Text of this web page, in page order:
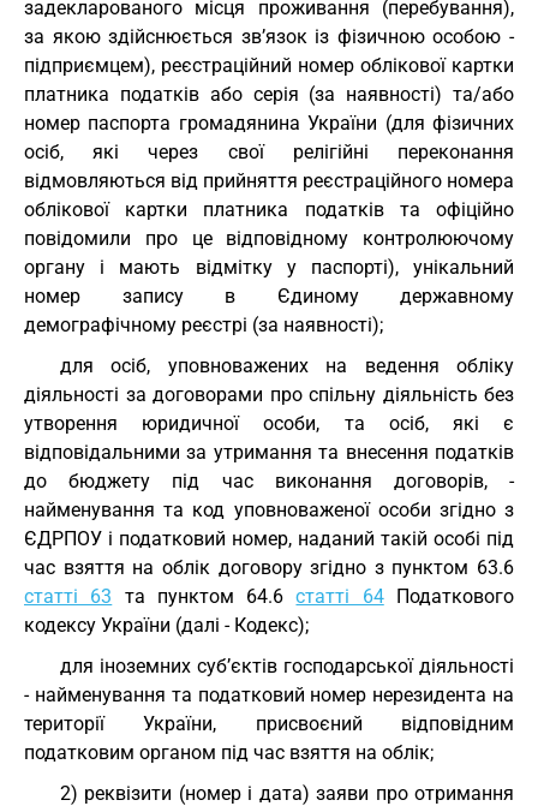
задекларованого місця проживання (перебування),
за якою здійснюється зв’язок із фізичною особою -
підприємцем), реєстраційний номер облікової картки
платника податків або серія (за наявності) та/або
номер паспорта громадянина України (для фізичних
осіб, які через свої релігійні переконання
відмовляються від прийняття реєстраційного номера
облікової картки платника податків та офіційно
повідомили про це відповідному контролюючому
органу і мають відмітку у паспорті), унікальний
номер запису в Єдиному державному
демографічному реєстрі (за наявності);
для осіб, уповноважених на ведення обліку
діяльності за договорами про спільну діяльність без
утворення юридичної особи, та осіб, які є
відповідальними за утримання та внесення податків
до бюджету під час виконання договорів, -
найменування та код уповноваженої особи згідно з
ЄДРПОУ і податковий номер, наданий такій особі під
час взяття на облік договору згідно з пунктом 63.6
статті 63 та пунктом 64.6статті 64Податкового
кодексу України (далі - Кодекс);
для іноземних суб’єктів господарської діяльності
- найменування та податковий номер нерезидента на
території України, присвоєний відповідним
податковим органом під час взяття на облік;
2) реквізити (номер і дата) заяви про отримання